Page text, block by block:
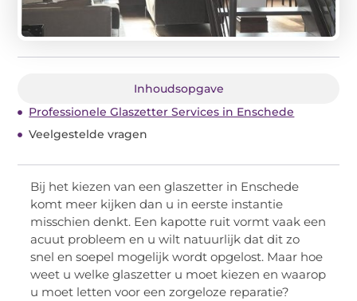
Inhoudsopgave
Professionele Glaszetter Services in Enschede
Veelgestelde vragen
Bij het kiezen van een glaszetter in Enschede
komt meer kijken dan u in eerste instantie
misschien denkt. Een kapotte ruit vormt vaak een
acuut probleem en u wilt natuurlijk dat dit zo
snel en soepel mogelijk wordt opgelost. Maar hoe
weet u welke glaszetter u moet kiezen en waarop
u moet letten voor een zorgeloze reparatie?